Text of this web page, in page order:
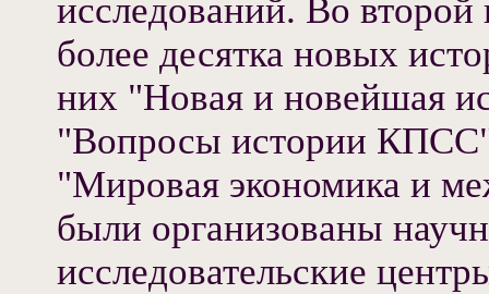
исследований. Во второй
более десятка новых
них "Новая и новейшая
"Вопросы истории
"Мировая экономика и
были организованы
исследовательские